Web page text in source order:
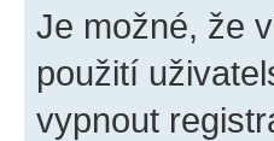
Je možné, že
použití
vypnout